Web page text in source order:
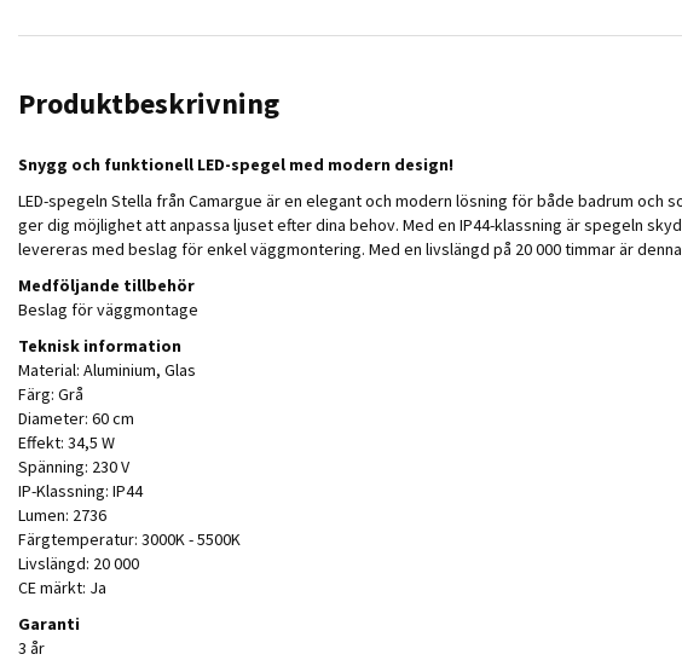
Produktbeskrivning
Snygg och funktionell LED-spegel med modern design!
LED-spegeln Stella från Camargue är en elegant och modern lösning för både badrum
ger dig möjlighet att anpassa ljuset efter dina behov. Med en IP44-klassning är spegeln
levereras med beslag för enkel väggmontering. Med en livslängd på 20 000 timmar är
Medföljande tillbehör
Beslag för väggmontage
Teknisk information
Material: Aluminium, Glas
Färg: Grå
Diameter: 60 cm
Effekt: 34,5 W
Spänning: 230 V
IP-Klassning: IP44
Lumen: 2736
Färgtemperatur: 3000K - 5500K
Livslängd: 20 000
CE märkt: Ja
Garanti
3 år